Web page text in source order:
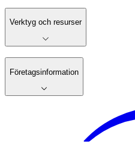
Verktyg och resurser
Företagsinformation